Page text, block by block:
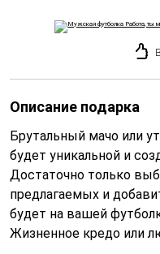
Описание подарка
Брутальный мачо или
будет уникальной и
Достаточно только
предлагаемых и
будет на вашей
Жизненное кредо или